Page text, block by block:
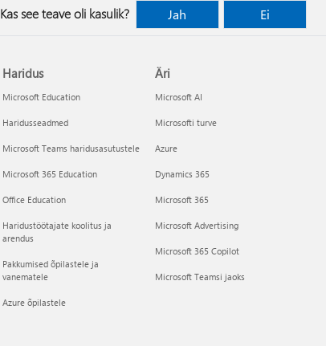
Kas see teave oli kasulik? Jah Ei
Haridus
Microsoft Education
Haridusseadmed
Microsoft Teams haridusasutustele
Microsoft 365 Education
Office Education
Haridustöötajate koolitus ja
arendus
Pakkumised õpilastele ja
vanematele
Azure õpilastele
Äri
Microsoft AI
Microsofti turve
Azure
Dynamics 365
Microsoft 365
Microsoft Advertising
Microsoft 365 Copilot
Microsoft Teamsi jaoks